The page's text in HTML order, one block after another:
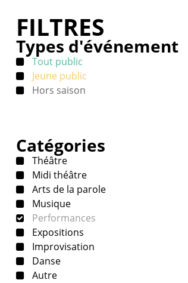
FILTRES
Types d'événement
Tout public
Jeune public
Hors saison
Catégories
Théâtre
Midi théâtre
Arts de la parole
Musique
Performances
Expositions
Improvisation
Danse
Autre